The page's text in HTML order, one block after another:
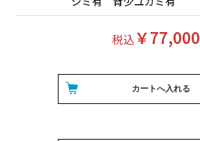
税込￥77,000